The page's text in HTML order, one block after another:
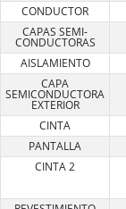
CONDUCTOR
CAPAS SEMI-
CONDUCTORAS
AISLAMIENTO
CAPA
SEMICONDUCTORA
EXTERIOR
CINTA
PANTALLA
CINTA 2